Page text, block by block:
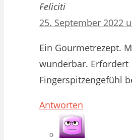
Feliciti
25. September 2022
Ein Gourmetrezept.
wunderbar. Erfordert
Fingerspitzengefühl
Antworten